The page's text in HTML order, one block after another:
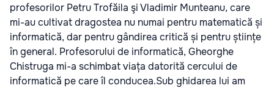
profesorilor Petru Trofăila şi Vladimir Munteanu, care
mi-au cultivat dragostea nu numai pentru matematică și
informatică, dar pentru gândirea critică și pentru științe
în general. Profesorului de informatică, Gheorghe
Chistruga mi-a schimbat viața datorită cercului de
informatică pe care îl conducea.Sub ghidarea lui am